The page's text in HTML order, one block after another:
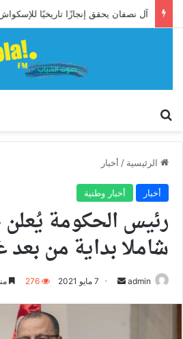
الرئيسية / أخبار
أخبار أخبار وطنية
رئيس الحكومة
شاملا بداية من بعد
admin
أرسل 7 مايو 2021 276